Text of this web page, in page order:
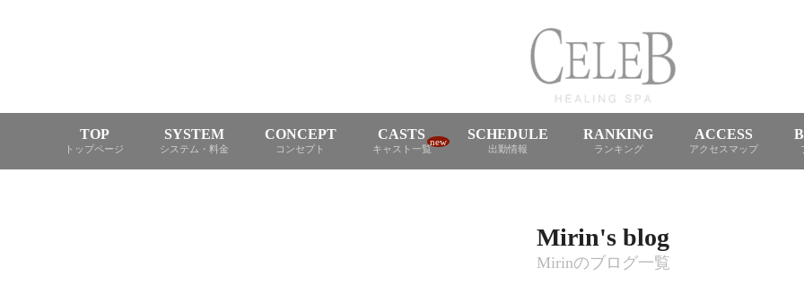
TOP
トップページ
SYSTEM
システム・料金
CONCEPT
コンセプト
CASTS
キャスト一覧
new SCHEDULE
出勤情報
RANKING
ランキング
ACCESS
アクセスマップ
Mirin's blog
Mirinのブログ一覧